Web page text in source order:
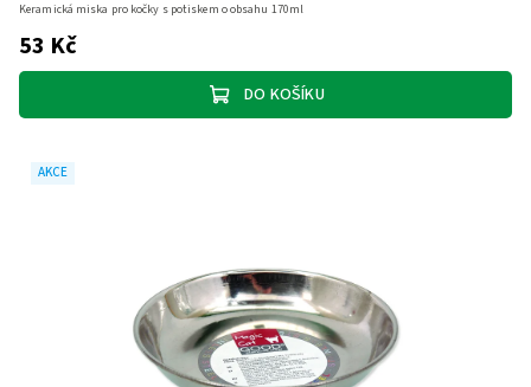
53 Kč
DO KOŠÍKU
Keramická miska pro kočky s potiskem o obsahu 170ml
AKCE